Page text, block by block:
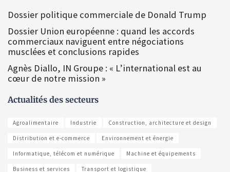
Dossier politique commerciale de Donald Trump
Dossier Union européenne : quand les accords
commerciaux naviguent entre négociations
musclées et conclusions rapides
Agnès Diallo, IN Groupe : « L’international est au
cœur de notre mission »
Actualités des secteurs
Agroalimentaire Industrie Construction, architecture et design
Distribution et e-commerce Environnement et énergie
Informatique, télécom et numérique Machine et équipements
Business et services Transport et logistique